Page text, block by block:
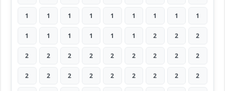
1 1 1 1 1 1 1 1 1
1 1 1 1 1 1 2 2 2
2 2 2 2 2 2 2 2 2
2 2 2 2 2 2 2 2 2